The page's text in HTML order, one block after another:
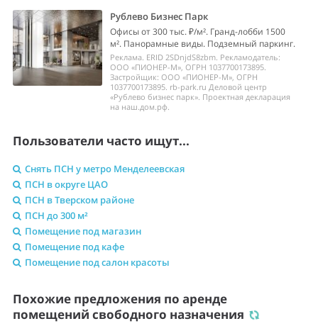
Рублево Бизнес Парк
Офисы от 300 тыс. ₽/м². Гранд-лобби 1500
м². Панорамные виды. Подземный паркинг.
Реклама. ERID 2SDnjdS8zbm. Рекламодатель:
ООО «ПИОНЕР-М», ОГРН 1037700173895.
Застройщик: ООО «ПИОНЕР-М», ОГРН
1037700173895. rb-park.ru Деловой центр
«Рублево бизнес парк». Проектная декларация
на наш.дом.рф.
Пользователи часто ищут...
Снять ПСН у метро Менделеевская
ПСН в округе ЦАО
ПСН в Тверском районе
ПСН до 300 м²
Помещение под магазин
Помещение под кафе
Помещение под салон красоты
Похожие предложения по аренде
помещений свободного назначения